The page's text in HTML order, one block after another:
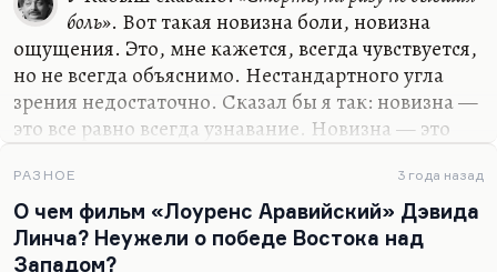
боль». Вот такая новизна боли, новизна
ощущения. Это, мне кажется, всегда чувствуется,
но не всегда объяснимо. Нестандартного угла
зрения недостаточно. Сказал бы я так: новизна —
это все равно всегда узнавание. Новизна — это
то, в чем вы никогда себе не признавались.
Человек может оценить только то, что он уже
знает, что он чувствует интуитивно. И все
религиозные откровения, которые люди
РАЗНОЕ 3 года назад
О чем фильм «Лоуренс Аравийский» Дэвида
Линча? Неужели о победе Востока над
Западом?